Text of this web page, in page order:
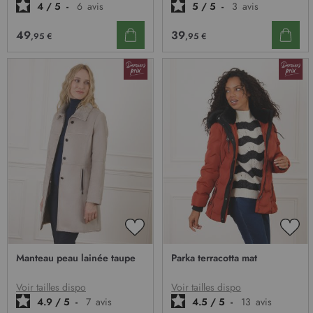
4 / 5 - 6 avis
49,95 €
5 / 5 - 3 avis
39,95 €
AJOUTER
MA
D’ENVIE
Manteau peau lainée taupe
Voir tailles dispo
4.9 / 5 - 7 avis
Parka terracotta mat
Voir tailles dispo
4.5 / 5 - 13 avis